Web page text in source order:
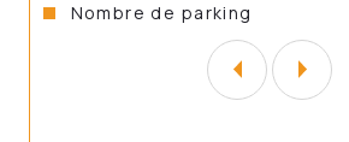
Nombre de parking
Dépendances et atouts
supplémentaires